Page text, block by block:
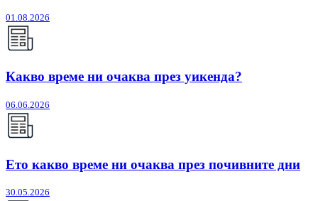
01.08.2026
Какво време ни очаква през уикенда?
06.06.2026
Ето какво време ни очаква през почивните дни
30.05.2026